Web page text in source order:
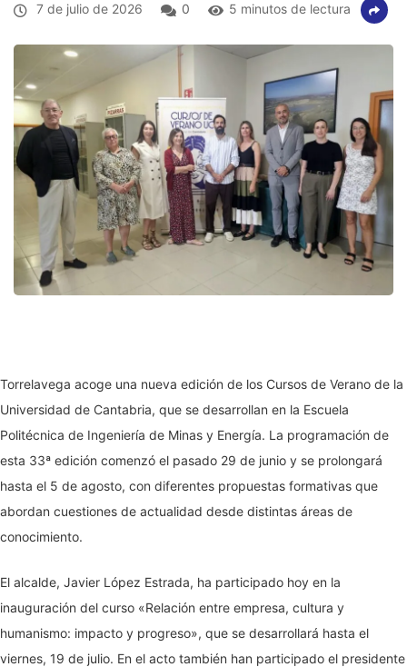
7 de julio de 2026 0 5 minutos de lectura
Torrelavega acoge una nueva edición de los Cursos de Verano de la
Universidad de Cantabria, que se desarrollan en la Escuela
Politécnica de Ingeniería de Minas y Energía. La programación de
esta 33ª edición comenzó el pasado 29 de junio y se prolongará
hasta el 5 de agosto, con diferentes propuestas formativas que
abordan cuestiones de actualidad desde distintas áreas de
conocimiento.
El alcalde, Javier López Estrada, ha participado hoy en la
inauguración del curso «Relación entre empresa, cultura y
humanismo: impacto y progreso», que se desarrollará hasta el
viernes, 19 de julio. En el acto también han participado el presidente